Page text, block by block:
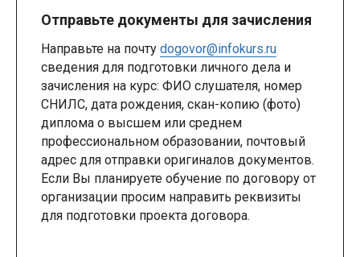
Отправьте документы для зачисления
Направьте на почту dogovor@infokurs.ru
сведения для подготовки личного дела и
зачисления на курс: ФИО слушателя, номер
СНИЛС, дата рождения, скан-копию (фото)
диплома о высшем или среднем
профессиональном образовании, почтовый
адрес для отправки оригиналов документов.
Если Вы планируете обучение по договору от
организации просим направить реквизиты
для подготовки проекта договора.